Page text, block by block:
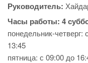
Руководитель:
Часы работы: 4
понедельник-
13:45
пятница: с 09:00 до